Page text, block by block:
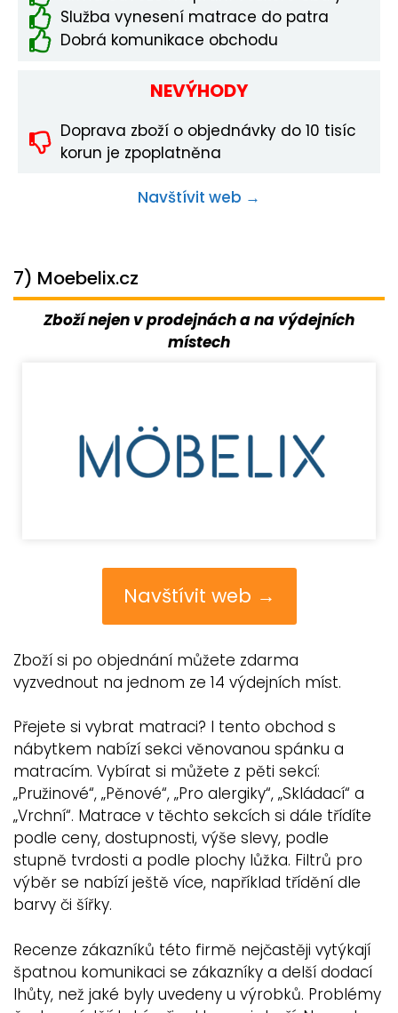
Služba vynesení matrace do patra
Dobrá komunikace obchodu
NEVÝHODY
Doprava zboží o objednávky do 10 tisíc
korun je zpoplatněna
Navštívit web →
7) Moebelix.cz
Zboží nejen v prodejnách a na výdejních
místech
Navštívit web →
Zboží si po objednání můžete zdarma
vyzvednout na jednom ze 14 výdejních míst.
Přejete si vybrat matraci? I tento obchod s
nábytkem nabízí sekci věnovanou spánku a
matracím. Vybírat si můžete z pěti sekcí:
„Pružinové“, „Pěnové“, „Pro alergiky“, „Skládací“ a
„Vrchní“. Matrace v těchto sekcích si dále třídíte
podle ceny, dostupnosti, výše slevy, podle
stupně tvrdosti a podle plochy lůžka. Filtrů pro
výběr se nabízí ještě více, například třídění dle
barvy či šířky.
Recenze zákazníků této firmě nejčastěji vytýkají
špatnou komunikaci se zákazníky a delší dodací
lhůty, než jaké byly uvedeny u výrobků. Problémy